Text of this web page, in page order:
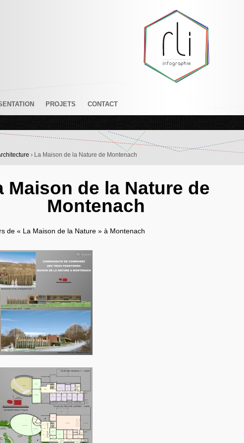
PROJETS CONTACT
› La Maison de la Nature de Montenach
Maison de la Nature de
Montenach
de « La Maison de la Nature » à Montenach